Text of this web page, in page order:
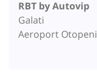
RBT by Autovip
Galati
Aeroport Otopeni